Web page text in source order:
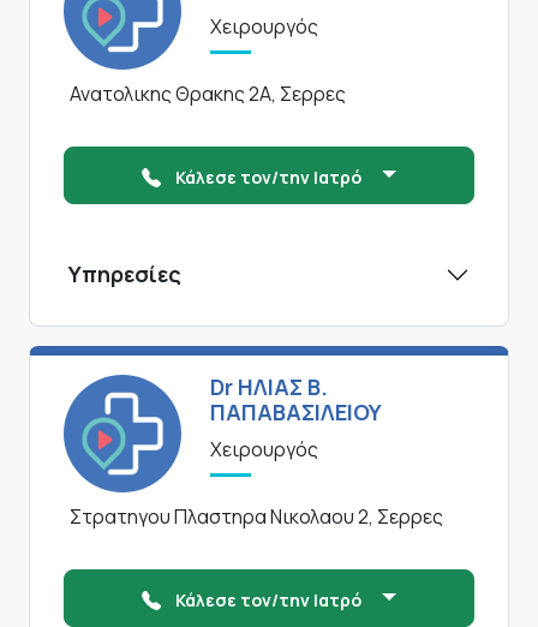
Χειρουργός
Ανατολικης Θρακης 2Α, Σερρες
Κάλεσε τον/την Ιατρό
Υπηρεσίες
Dr ΗΛΙΑΣ Β.
ΠΑΠΑΒΑΣΙΛΕΙΟΥ
Χειρουργός
Στρατηγου Πλαστηρα Νικολαου 2, Σερρες
Κάλεσε τον/την Ιατρό